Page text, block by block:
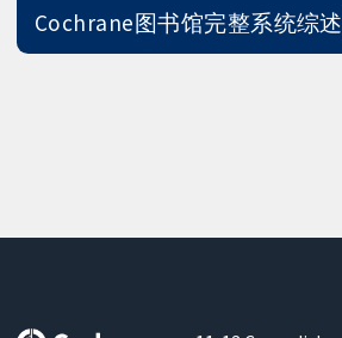
Cochrane图书馆完整系统综述